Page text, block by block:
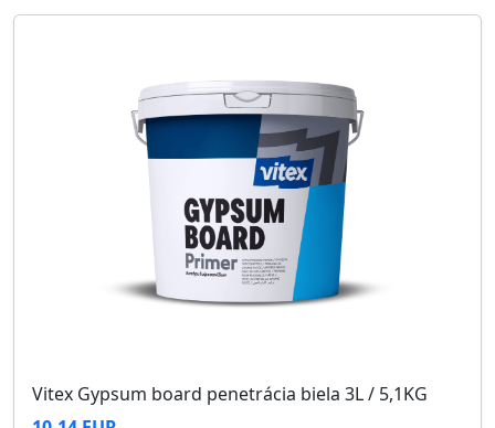
Vitex Gypsum board penetrácia biela 3L / 5,1KG